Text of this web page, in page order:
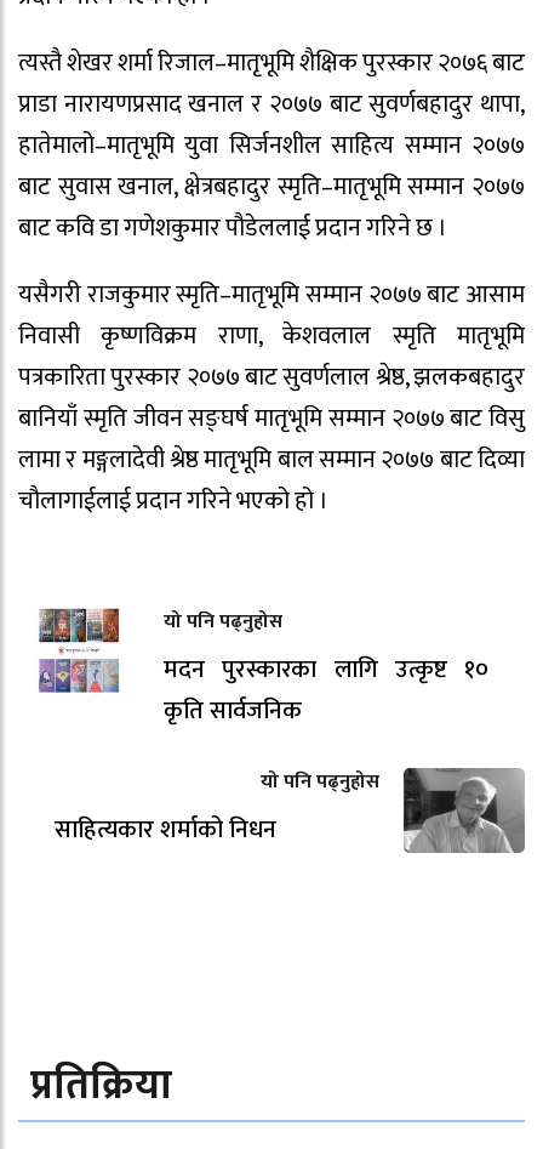
त्यस्तै शेखर शर्मा रिजाल–मातृभूमि शैक्षिक पुरस्कार २०७६ बाट
प्राडा नारायणप्रसाद खनाल र २०७७ बाट सुवर्णबहादुर थापा,
हातेमालो–मातृभूमि युवा सिर्जनशील साहित्य सम्मान २०७७
बाट सुवास खनाल, क्षेत्रबहादुर स्मृति–मातृभूमि सम्मान २०७७
बाट कवि डा गणेशकुमार पौडेललाई प्रदान गरिने छ ।
यसैगरी राजकुमार स्मृति–मातृभूमि सम्मान २०७७ बाट आसाम
निवासी कृष्णविक्रम राणा, केशवलाल स्मृति मातृभूमि
पत्रकारिता पुरस्कार २०७७ बाट सुवर्णलाल श्रेष्ठ, झलकबहादुर
बानियाँ स्मृति जीवन सङ्घर्ष मातृभूमि सम्मान २०७७ बाट विसु
लामा र मङ्गलादेवी श्रेष्ठ मातृभूमि बाल सम्मान २०७७ बाट दिव्या
चौलागाईलाई प्रदान गरिने भएको हो ।
यो पनि पढ्नुहोस
मदन पुरस्कारका लागि उत्कृष्ट १०
कृति सार्वजनिक
यो पनि पढ्नुहोस
साहित्यकार शर्माको निधन
प्रतिक्रिया